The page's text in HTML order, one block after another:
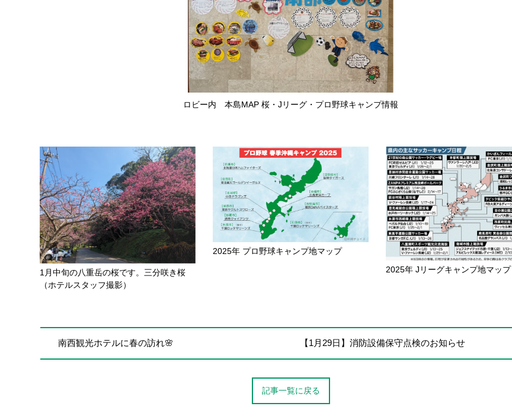
ロビー内 本島MAP 桜・Jリーグ・プロ野球キャンプ情報
1月中旬の八重岳の桜です。三分咲き桜
（ホテルスタッフ撮影）
2025年 プロ野球キャンプ地マップ
2025年 Jリーグキャンプ地マップ
南西観光ホテルに春の訪れ🌸 【1月29日】消防設備保守点検のお知らせ
記事一覧に戻る